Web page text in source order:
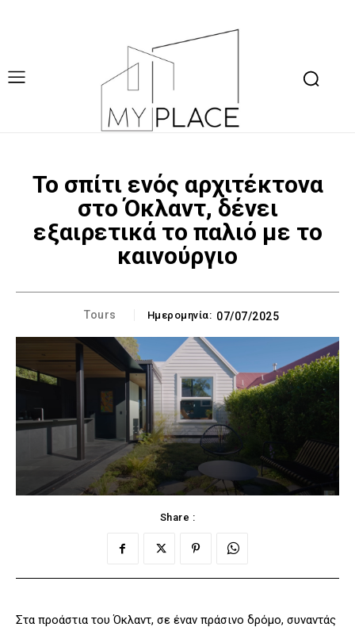
Το σπίτι ενός αρχιτέκτονα
στο Όκλαντ, δένει
εξαιρετικά το παλιό με το
καινούργιο
Tours Ημερομηνία: 07/07/2025
Share :
Στα προάστια του Όκλαντ, σε έναν πράσινο δρόμο, συναντάς